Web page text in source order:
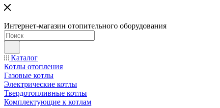
Интернет-магазин отопительного оборудования
Каталог
Котлы отопления
Газовые котлы
Электрические котлы
Твердотопливные котлы
Комплектующие к котлам